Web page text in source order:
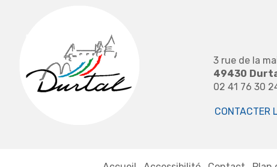
3 rue de la
49430
02 41 76 30
CONTACTER